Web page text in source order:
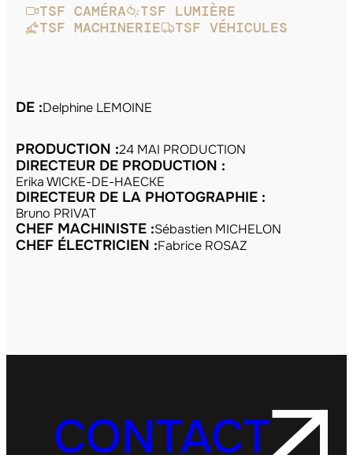
TSF CAMÉRA
TSF LUMIÈRE
TSF MACHINERIE
TSF VÉHICULES
DE :Delphine LEMOINE
PRODUCTION :24 MAI PRODUCTION
DIRECTEUR DE PRODUCTION :
Erika WICKE-DE-HAECKE
DIRECTEUR DE LA PHOTOGRAPHIE :
Bruno PRIVAT
CHEF MACHINISTE :Sébastien MICHELON
CHEF ÉLECTRICIEN :Fabrice ROSAZ
CONTACT